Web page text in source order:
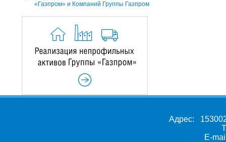
«Газпром» и Компаний Группы Газпром
Адрес:
E-